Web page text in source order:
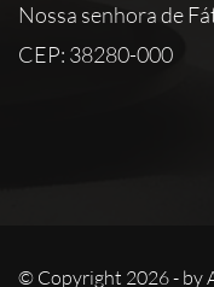
Nossa senhora de
CEP: 38280-000
© Copyright 2026 - by